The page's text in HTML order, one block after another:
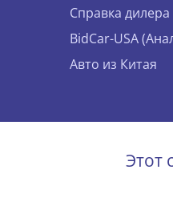
Справка
BidCar-USA
Авто из Китая
Этот